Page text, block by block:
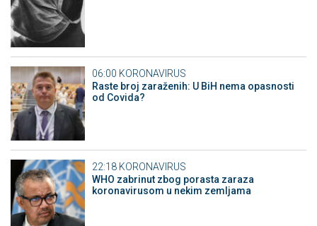
06:00 KORONAVIRUS
Raste broj zaraženih: U BiH nema opasnosti
od Covida?
22:18 KORONAVIRUS
WHO zabrinut zbog porasta zaraza
koronavirusom u nekim zemljama